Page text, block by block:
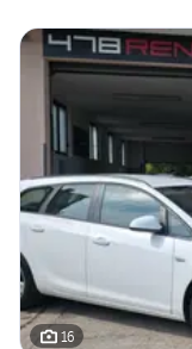
16